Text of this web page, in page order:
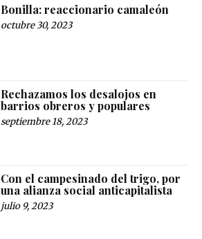
Bonilla: reaccionario camaleón
octubre 30, 2023
Rechazamos los desalojos en
barrios obreros y populares
septiembre 18, 2023
Con el campesinado del trigo, por
una alianza social anticapitalista
julio 9, 2023